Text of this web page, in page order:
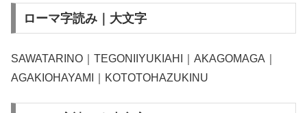
ローマ字読み｜大文字
SAWATARINO｜TEGONIIYUKIAHI｜AKAGOMAGA｜
AGAKIOHAYAMI｜KOTOTOHAZUKINU